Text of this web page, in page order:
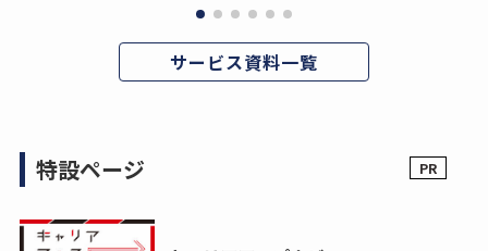
サービス資料一覧
特設ページ